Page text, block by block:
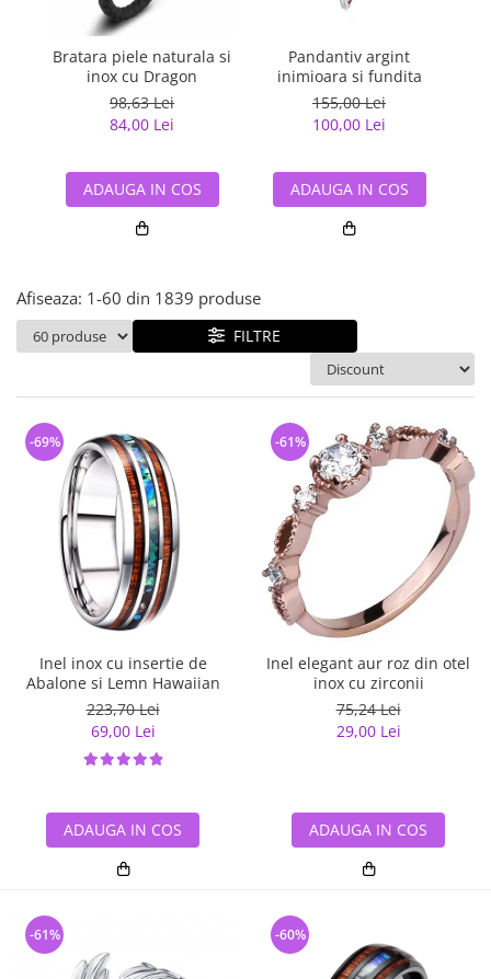
semipretioase
Bijuterii argint placat cu aur
Bijuterii argint cu diverse
Bijuterii de Lux
Bijuterii gotice si rock
Bijuterii Handmade
Bijuterii fantezie
Bijuterii tungsten
Solutii si lavete de curatare
bijuterii argint
Bratara piele naturala si
inox cu Dragon
98,63 Lei
84,00 Lei
ADAUGA IN COS
Pandantiv argint
inimioara si fundita
155,00 Lei
100,00 Lei
ADAUGA IN COS
Afiseaza: 1-60 din 1839 produse
FILTRE
Inel inox cu insertie de
Abalone si Lemn Hawaiian
223,70 Lei
69,00 Lei
-69%
ADAUGA IN COS
Inel elegant aur roz din otel
inox cu zirconii
75,24 Lei
29,00 Lei
-61%
ADAUGA IN COS
-61% -60%